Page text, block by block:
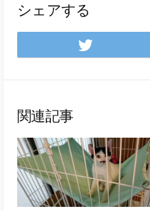
シェアする
関連記事